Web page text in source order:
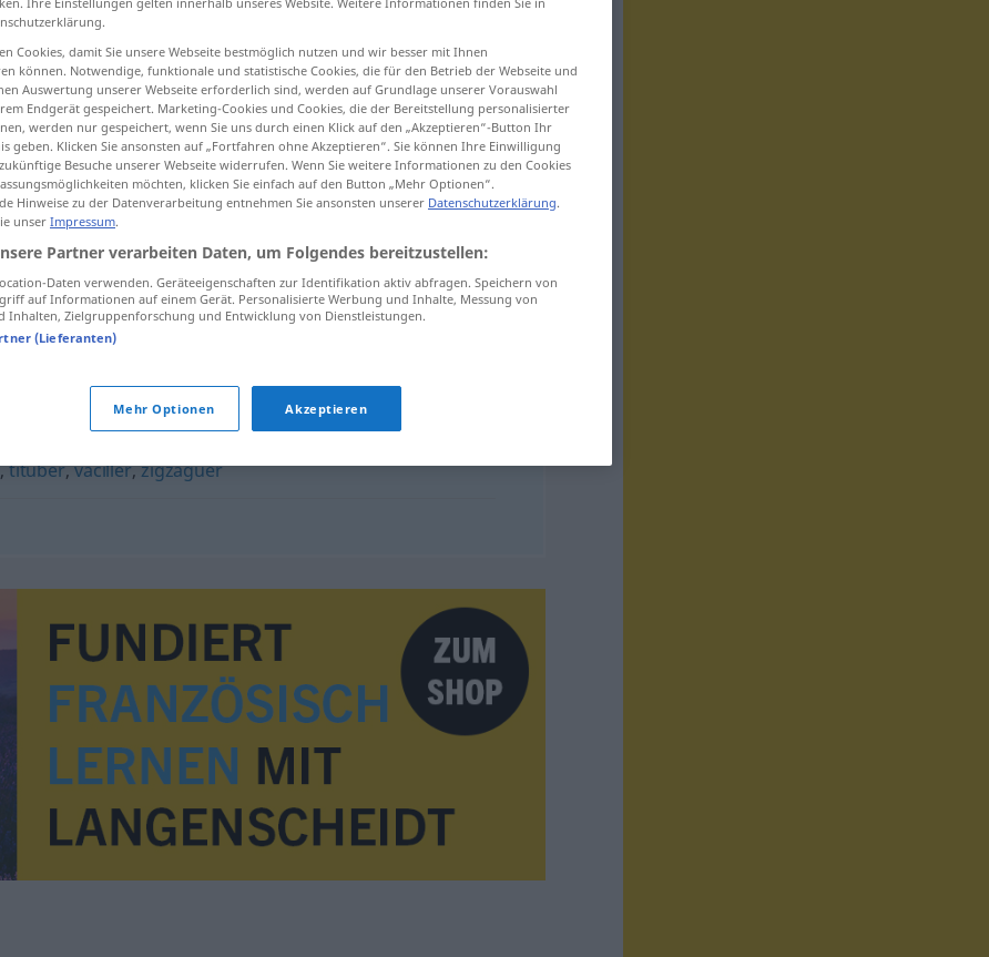
slalomer
slalomer
,tituber,vaciller,zigzaguer
Cookies, damit Sie unsere Webseite bestmöglich nutzen und wir besser mit Ihnen
können. Notwendige, funktionale und statistische Cookies, die für den Betrieb der Webseite und
Auswertung unserer Webseite erforderlich sind, werden auf Grundlage unserer Vorauswahl
Endgerät gespeichert. Marketing-Cookies und Cookies, die der Bereitstellung personalisierter
werden nur gespeichert, wenn Sie uns durch einen Klick auf den „Akzeptieren“-Button Ihr
geben. Klicken Sie ansonsten auf „Fortfahren ohne Akzeptieren“. Sie können Ihre Einwilligung
Besuche unserer Webseite widerrufen. Wenn Sie weitere Informationen zu den Cookies
möchten, klicken Sie einfach auf den Button „Mehr Optionen“.
Hinweise zu der Datenverarbeitung entnehmen Sie ansonsten unserer Datenschutzerklärung.
unser Impressum.
Partner verarbeiten Daten, um Folgendes bereitzustellen:
Daten verwenden. Geräteeigenschaften zur Identifikation aktiv abfragen. Speichern von
auf Informationen auf einem Gerät. Personalisierte Werbung und Inhalte, Messung von
Inhalten, Zielgruppenforschung und Entwicklung von Dienstleistungen.
(Lieferanten)
Mehr Optionen Akzeptieren